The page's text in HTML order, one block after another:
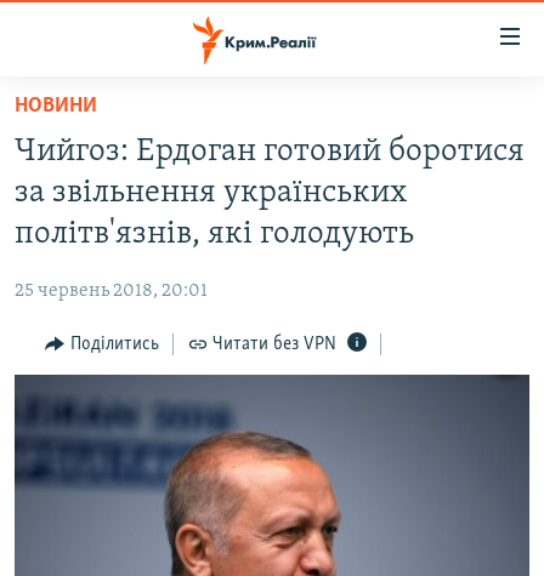
Перейти
основного
матеріалу
Перейти
до
основної
навігації
Перейти
до
пошуку
ВІДЕО ТА ФОТО
БЛОГИ
ПОГЛЯД
ВСЕ ЗА ДЕНЬ
СПЕЦПРОЕКТИ
ВІДЕОУРОКИ «ELIFBE»
ЯК ОБІЙТИ БЛОКУВАННЯ
НОВИНИ
Чийгоз: Ердоган готовий боротися
за звільнення українських
політв'язнів, які голодують
25 червень 2018, 20:01
Поділитись Читати без VPN